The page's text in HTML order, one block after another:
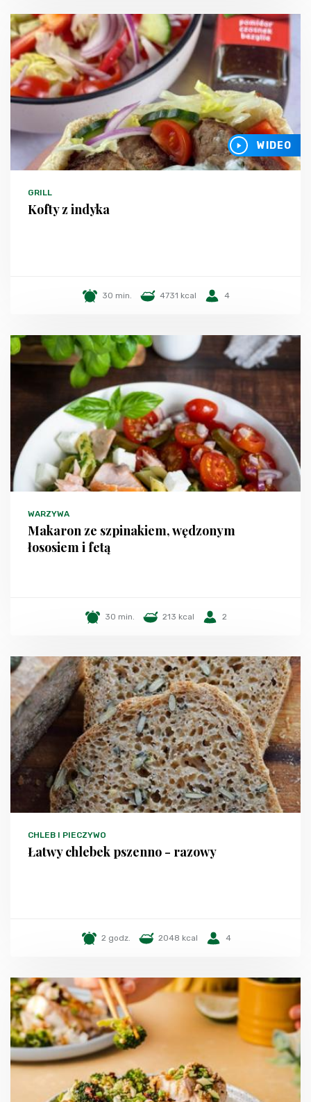
WIDEO
GRILL
Kofty z indyka
30 min. 4731 kcal 4
WARZYWA
Makaron ze szpinakiem, wędzonym
łososiem i fetą
30 min. 213 kcal 2
CHLEB I PIECZYWO
Łatwy chlebek pszenno - razowy
2 godz. 2048 kcal 4